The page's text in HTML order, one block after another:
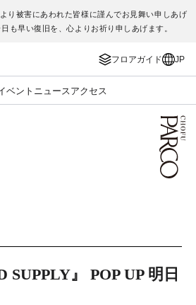
り被害にあわれた皆様に謹んでお見舞い申しあげ
も早い復旧を、心よりお祈り申しあげます。
フロアガイド JP
ベント ニュース アクセス
SUPPLY』 POP UP 明日